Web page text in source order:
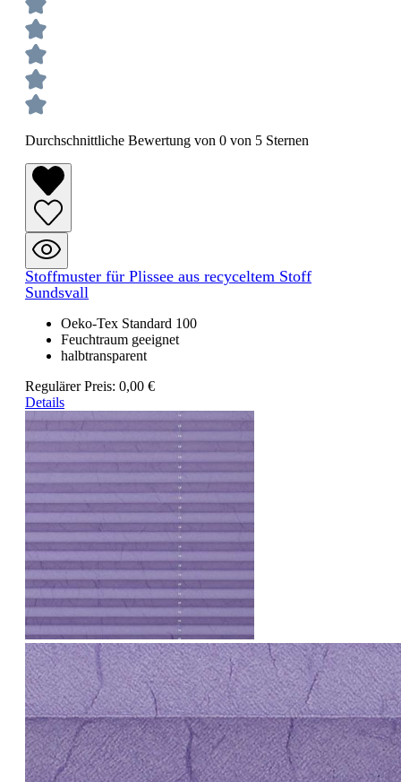
Durchschnittliche Bewertung von 0 von 5 Sternen
Stoffmuster für Plissee aus recyceltem Stoff
Sundsvall
Oeko-Tex Standard 100
Feuchtraum geeignet
halbtransparent
Regulärer Preis: 0,00 €
Details